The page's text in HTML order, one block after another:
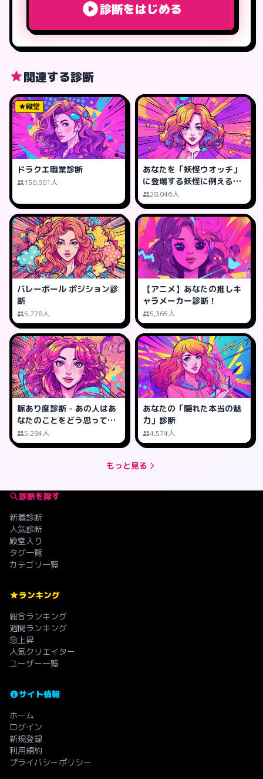
診断をはじめる
関連する診断
殿堂
ドラクエ職業診断
150,901人
あなたを「妖怪ウオッチ」
に登場する妖怪に例えるな
ら?28,046人
バレーボール ポジション診
断
5,778人
【アニメ】あなたの推しキ
ャラメーカー診断！
5,365人
脈あり度診断 - あの人はあ
なたのことをどう思って
る？
5,294人
あなたの「隠れた本当の魅
力」診断
4,574人
もっと見る
診断を探す
新着診断
人気診断
殿堂入り
タグ一覧
カテゴリ一覧
ランキング
総合ランキング
週間ランキング
急上昇
人気クリエイター
ユーザー一覧
サイト情報
ホーム
ログイン
新規登録
利用規約
プライバシーポリシー